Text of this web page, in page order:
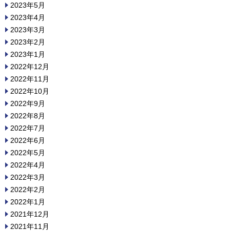
2023年5月
2023年4月
2023年3月
2023年2月
2023年1月
2022年12月
2022年11月
2022年10月
2022年9月
2022年8月
2022年7月
2022年6月
2022年5月
2022年4月
2022年3月
2022年2月
2022年1月
2021年12月
2021年11月